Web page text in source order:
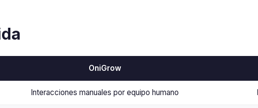
OniGrow
Interacciones manuales por equipo humano